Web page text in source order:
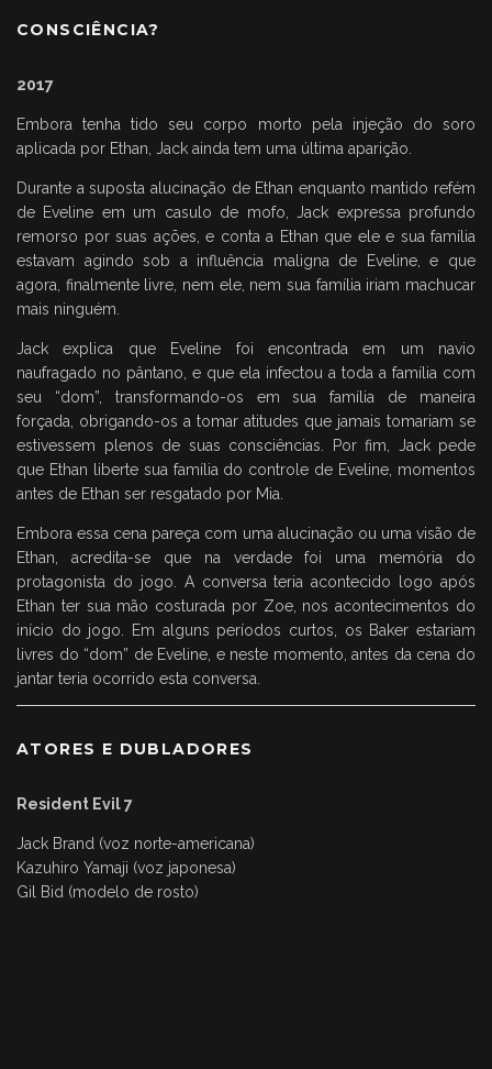
CONSCIÊNCIA?
2017
Embora tenha tido seu corpo morto pela injeção do soro
aplicada por Ethan, Jack ainda tem uma última aparição.
Durante a suposta alucinação de Ethan enquanto mantido refém
de Eveline em um casulo de mofo, Jack expressa profundo
remorso por suas ações, e conta a Ethan que ele e sua família
estavam agindo sob a influência maligna de Eveline, e que
agora, finalmente livre, nem ele, nem sua família iriam machucar
mais ninguém.
Jack explica que Eveline foi encontrada em um navio
naufragado no pântano, e que ela infectou a toda a família com
seu “dom”, transformando-os em sua família de maneira
forçada, obrigando-os a tomar atitudes que jamais tomariam se
estivessem plenos de suas consciências. Por fim, Jack pede
que Ethan liberte sua família do controle de Eveline, momentos
antes de Ethan ser resgatado por Mia.
Embora essa cena pareça com uma alucinação ou uma visão de
Ethan, acredita-se que na verdade foi uma memória do
protagonista do jogo. A conversa teria acontecido logo após
Ethan ter sua mão costurada por Zoe, nos acontecimentos do
início do jogo. Em alguns períodos curtos, os Baker estariam
livres do “dom” de Eveline, e neste momento, antes da cena do
jantar teria ocorrido esta conversa.
ATORES E DUBLADORES
Resident Evil 7
Jack Brand (voz norte-americana)
Kazuhiro Yamaji (voz japonesa)
Gil Bid (modelo de rosto)